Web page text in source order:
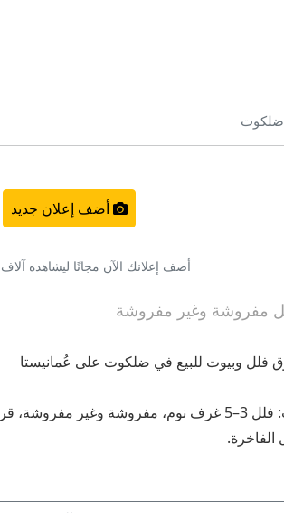
ضلكوت
أضف إعلان جديد
أضف إعلانك الآن مجانًا ليشاهده